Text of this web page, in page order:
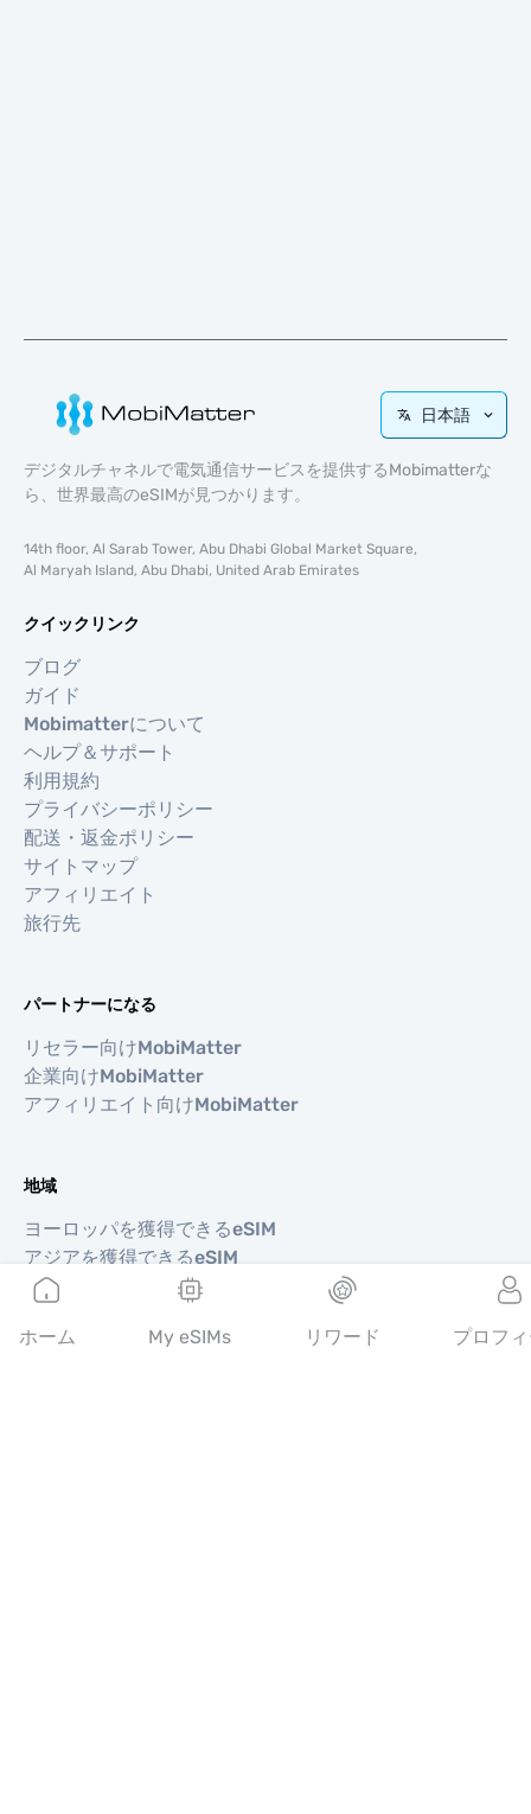
日本語
デジタルチャネルで電気通信サービスを提供するMobimatterな
ら、世界最高のeSIMが見つかります。
14th floor, Al Sarab Tower, Abu Dhabi Global Market Square,
Al Maryah Island, Abu Dhabi, United Arab Emirates
クイックリンク
ブログ
ガイド
Mobimatterについて
ヘルプ＆サポート
利用規約
プライバシーポリシー
配送・返金ポリシー
サイトマップ
アフィリエイト
旅行先
パートナーになる
リセラー向けMobiMatter
企業向けMobiMatter
アフィリエイト向けMobiMatter
地域
ヨーロッパを獲得できるeSIM
アジアを獲得できるeSIM
北南米を獲得できるeSIM
オセアニアを獲得できるeSIM
ホーム My eSIMs リワード プロフ